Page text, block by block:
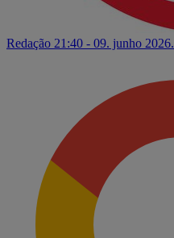
Redação 21:40 - 09. junho 2026.